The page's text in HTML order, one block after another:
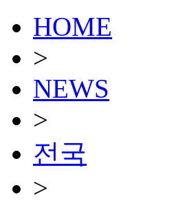
HOME
>
NEWS
>
전국
>